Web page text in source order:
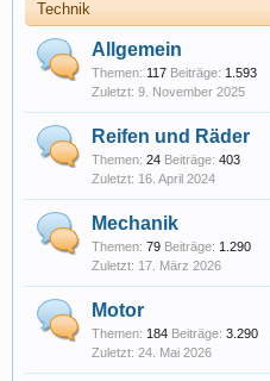
Technik
Allgemein
Themen: 117 Beiträge: 1.593
9. November 2025
Reifen und Räder
Themen: 24 Beiträge: 403
16. April 2024
Mechanik
Themen: 79 Beiträge: 1.290
17. März 2026
Motor
Themen: 184 Beiträge: 3.290
24. Mai 2026